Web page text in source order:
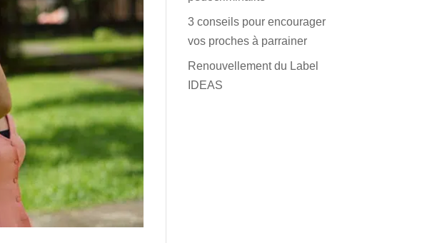
3 conseils pour encourager
vos proches à parrainer
Renouvellement du Label
IDEAS